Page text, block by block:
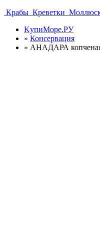
Крабы Креветки
KупиМоре.РУ
» Консервация
» АНАДАРА